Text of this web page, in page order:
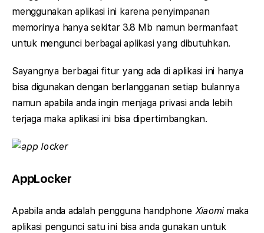
menggunakan aplikasi ini karena penyimpanan
memorinya hanya sekitar 3.8 Mb namun bermanfaat
untuk mengunci berbagai aplikasi yang dibutuhkan.
Sayangnya berbagai fitur yang ada di aplikasi ini hanya
bisa digunakan dengan berlangganan setiap bulannya
namun apabila anda ingin menjaga privasi anda lebih
terjaga maka aplikasi ini bisa dipertimbangkan.
AppLocker
Apabila anda adalah pengguna handphone Xiaomimaka
aplikasi pengunci satu ini bisa anda gunakan untuk